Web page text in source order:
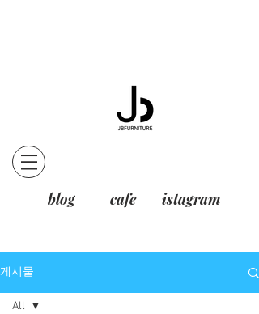
blog cafe istagram
게시물
All